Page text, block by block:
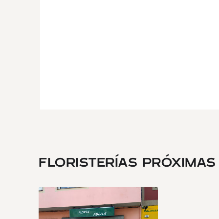
FLORISTERÍAS PRÓXIMAS